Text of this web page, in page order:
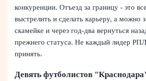
конкуренции. Отъезд за границу - это
выстрелить и сделать карьеру, а можно
скамейке и через год-два вернуться
прежнего статуса. Не каждый лидер РПЛ
принять.
Девять футболистов